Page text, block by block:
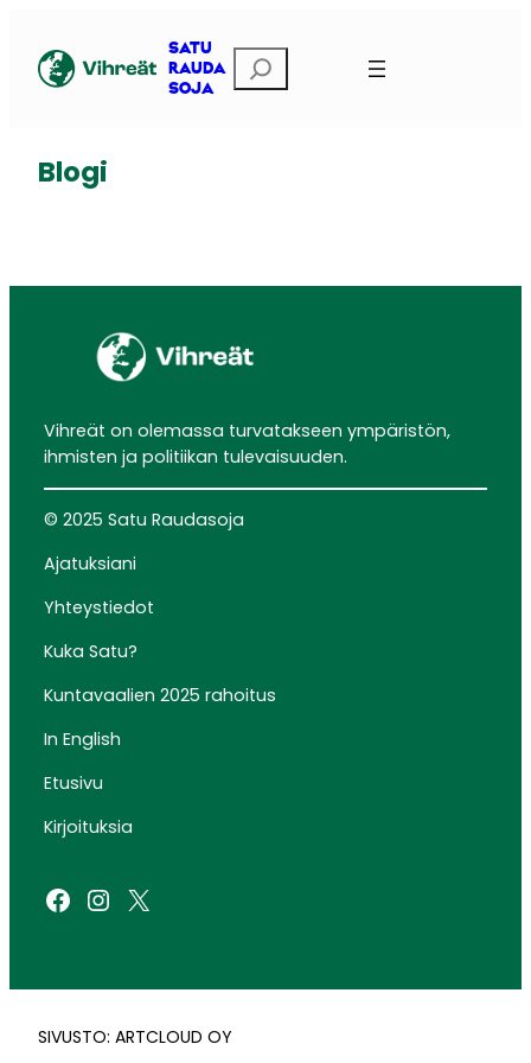
sisältöön
SATU
RAUDA
SOJA
Etsi
Blogi
Vihreät on olemassa turvatakseen ympäristön,
ihmisten ja politiikan tulevaisuuden.
© 2025 Satu Raudasoja
Ajatuksiani
Yhteystiedot
Kuka Satu?
Kuntavaalien 2025 rahoitus
In English
Etusivu
Kirjoituksia
Facebook
Instagram
X
SIVUSTO: ARTCLOUD OY